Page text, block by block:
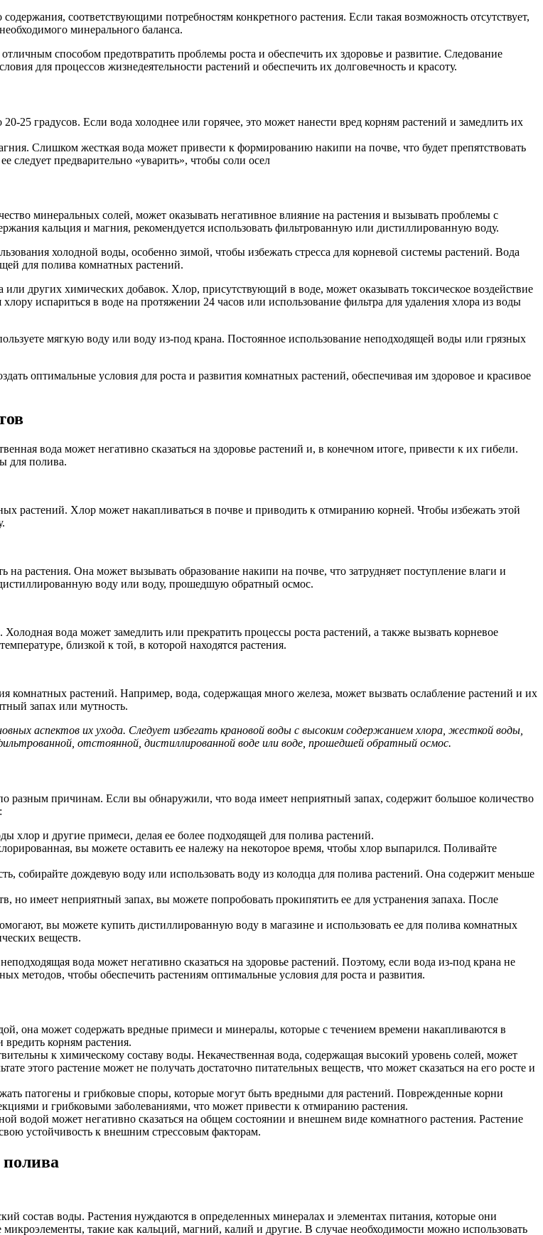
соответствующими потребностям конкретного растения. Если такая возможность отсутствует,
минерального баланса.
способом предотвратить проблемы роста и обеспечить их здоровье и развитие. Следование
для процессов жизнедеятельности растений и обеспечить их долговечность и красоту.
25 градусов. Если вода холоднее или горячее, это может нанести вред корням растений и замедлить их
Слишком жесткая вода может привести к формированию накипи на почве, что будет препятствовать
следует предварительно «уварить», чтобы соли осел
минеральных солей, может оказывать негативное влияние на растения и вызывать проблемы с
кальция и магния, рекомендуется использовать фильтрованную или дистиллированную воду.
холодной воды, особенно зимой, чтобы избежать стресса для корневой системы растений. Вода
для полива комнатных растений.
других химических добавок. Хлор, присутствующий в воде, может оказывать токсическое воздействие
испариться в воде на протяжении 24 часов или использование фильтра для удаления хлора из воды
мягкую воду или воду из-под крана. Постоянное использование неподходящей воды или грязных
оптимальные условия для роста и развития комнатных растений, обеспечивая им здоровое и красивое
вода может негативно сказаться на здоровье растений и, в конечном итоге, привести к их гибели.
для полива.
растений. Хлор может накапливаться в почве и приводить к отмиранию корней. Чтобы избежать этой
растения. Она может вызывать образование накипи на почве, что затрудняет поступление влаги и
воду или воду, прошедшую обратный осмос.
вода может замедлить или прекратить процессы роста растений, а также вызвать корневое
близкой к той, в которой находятся растения.
растений. Например, вода, содержащая много железа, может вызвать ослабление растений и их
запах или мутность.
аспектов их ухода. Следует избегать крановой воды с высоким содержанием хлора, жесткой воды,
отстоянной, дистиллированной воде или воде, прошедшей обратный осмос.
разным причинам. Если вы обнаружили, что вода имеет неприятный запах, содержит большое количество
хлор и другие примеси, делая ее более подходящей для полива растений.
вы можете оставить ее належу на некоторое время, чтобы хлор выпарился. Поливайте
собирайте дождевую воду или использовать воду из колодца для полива растений. Она содержит меньше
но имеет неприятный запах, вы можете попробовать прокипятить ее для устранения запаха. После
вы можете купить дистиллированную воду в магазине и использовать ее для полива комнатных
веществ.
вода может негативно сказаться на здоровье растений. Поэтому, если вода из-под крана не
методов, чтобы обеспечить растениям оптимальные условия для роста и развития.
она может содержать вредные примеси и минералы, которые с течением времени накапливаются в
корням растения.
к химическому составу воды. Некачественная вода, содержащая высокий уровень солей, может
этого растение может не получать достаточно питательных веществ, что может сказаться на его росте и
патогены и грибковые споры, которые могут быть вредными для растений. Поврежденные корни
и грибковыми заболеваниями, что может привести к отмиранию растения.
водой может негативно сказаться на общем состоянии и внешнем виде комнатного растения. Растение
устойчивость к внешним стрессовым факторам.
состав воды. Растения нуждаются в определенных минералах и элементах питания, которые они
такие как кальций, магний, калий и другие. В случае необходимости можно использовать